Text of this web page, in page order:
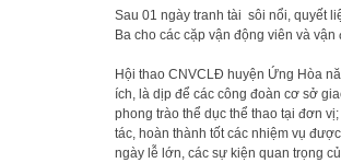
Sau 01 ngày tranh tài sôi nổi, quyết
Ba cho các cặp vận động viên và
Hội thao CNVCLĐ huyện Ứng Hòa
ích, là dịp để các công đoàn cơ sở
phong trào thể dục thể thao tại đơn
tác, hoàn thành tốt các nhiệm vụ
ngày lễ lớn, các sự kiện quan trọng